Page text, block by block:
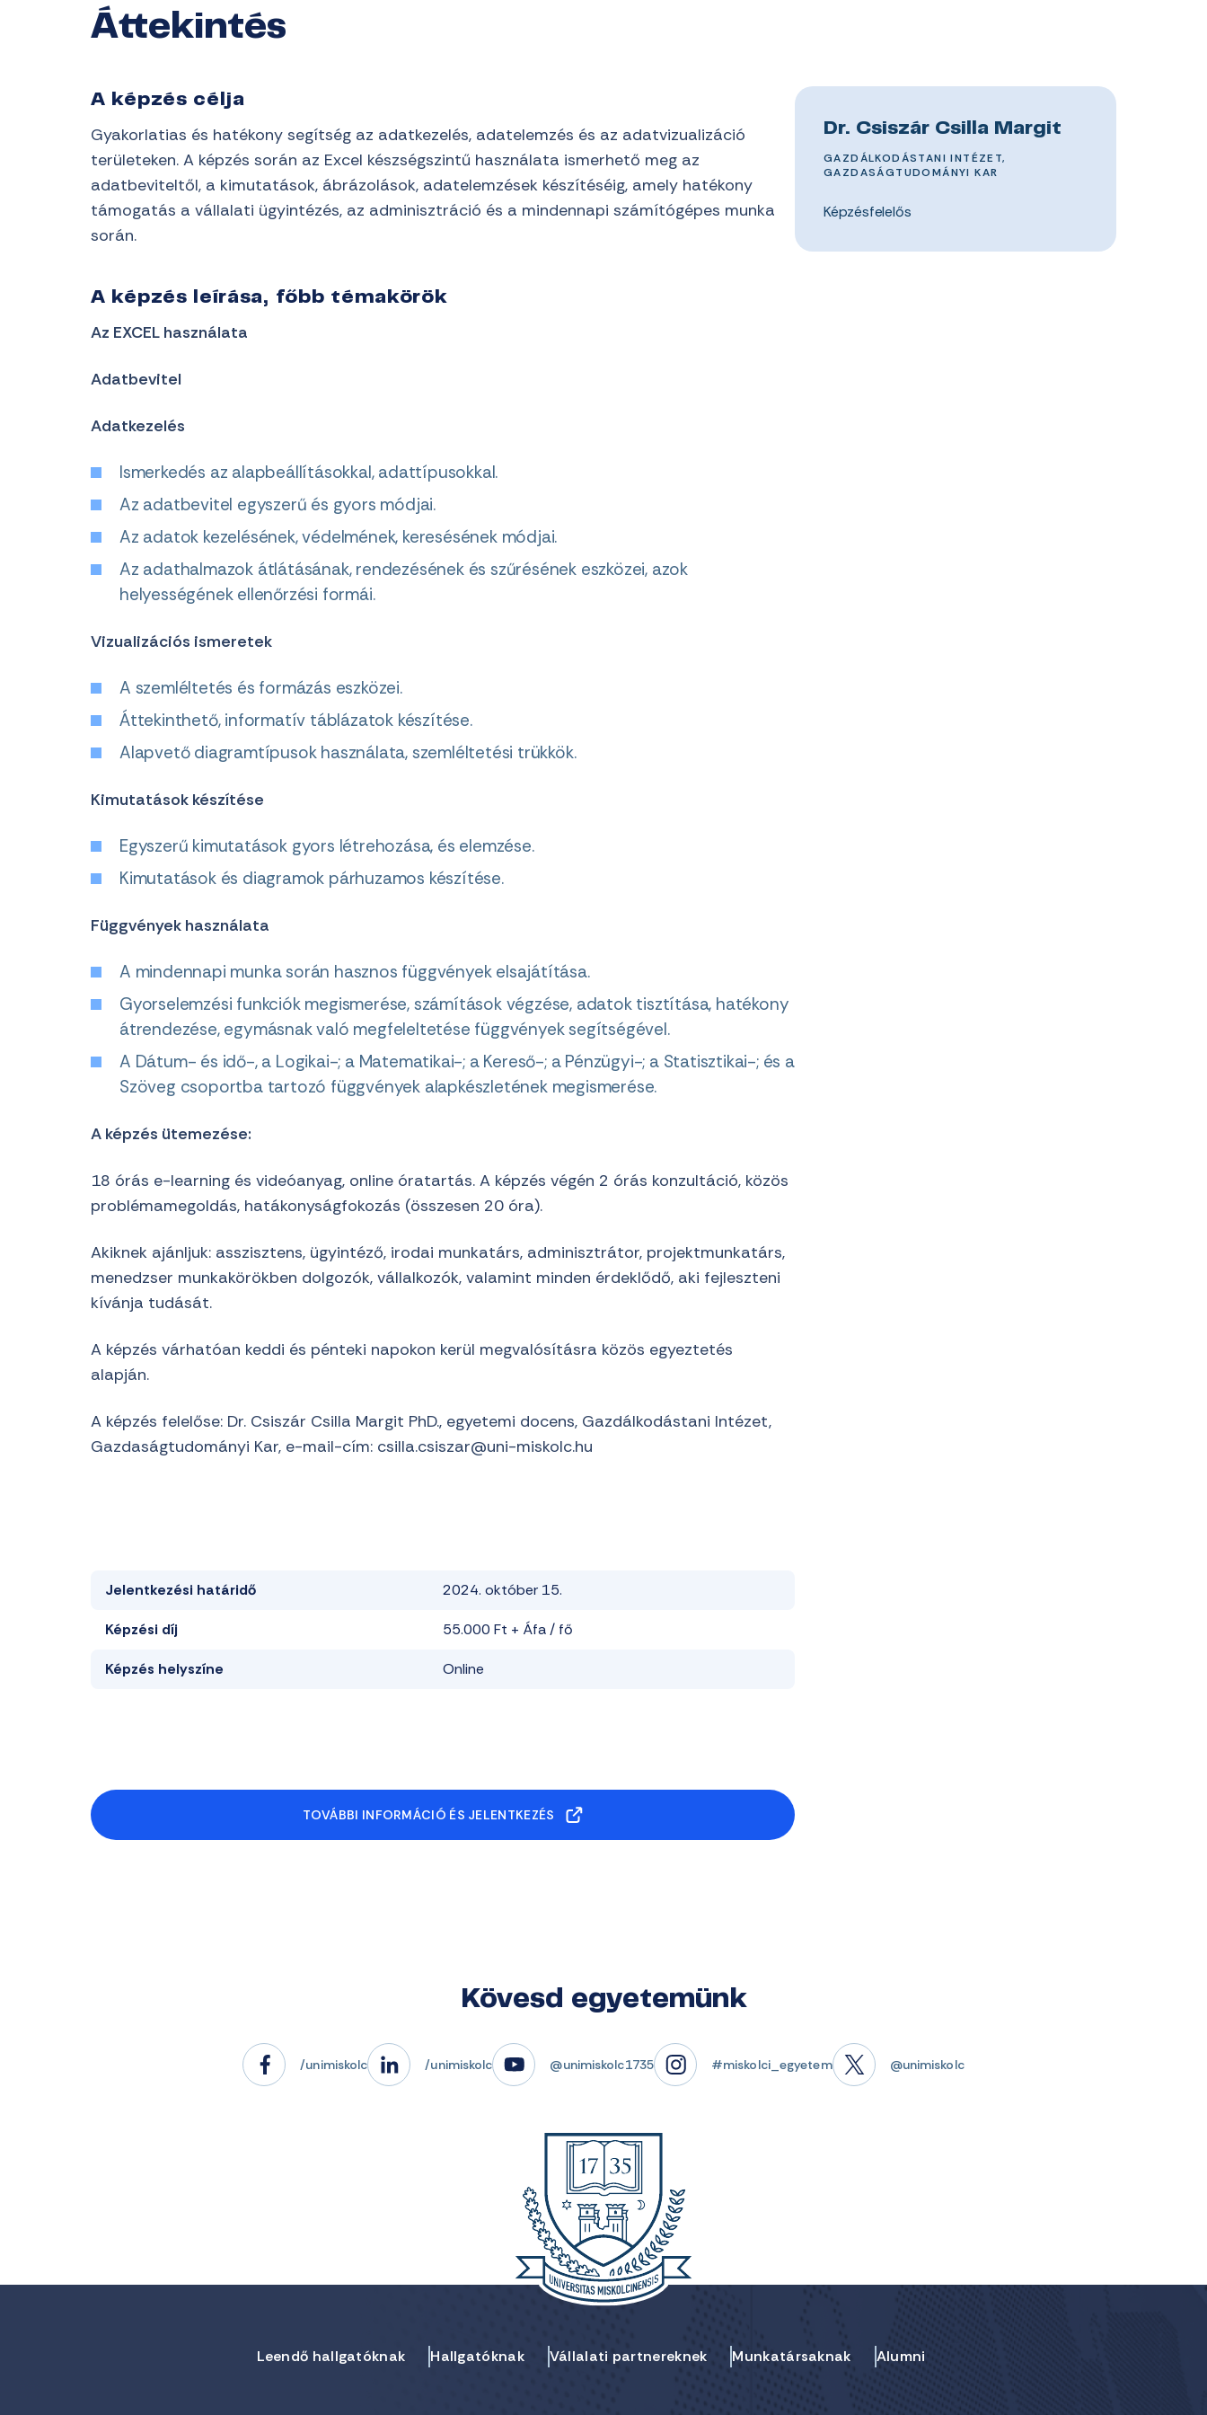
Áttekintés
A képzés célja
Gyakorlatias és hatékony segítség az adatkezelés, adatelemzés és az adatvizualizáció
területeken. A képzés során az Excel készségszintű használata ismerhető meg az
adatbeviteltől, a kimutatások, ábrázolások, adatelemzések készítéséig, amely hatékony
támogatás a vállalati ügyintézés, az adminisztráció és a mindennapi számítógépes munka
során.
A képzés leírása, főbb témakörök
Az EXCEL használata
Adatbevitel
Adatkezelés
Ismerkedés az alapbeállításokkal, adattípusokkal.
Az adatbevitel egyszerű és gyors módjai.
Az adatok kezelésének, védelmének, keresésének módjai.
Az adathalmazok átlátásának, rendezésének és szűrésének eszközei, azok
helyességének ellenőrzési formái.
Vizualizációs ismeretek
A szemléltetés és formázás eszközei.
Áttekinthető, informatív táblázatok készítése.
Alapvető diagramtípusok használata, szemléltetési trükkök.
Kimutatások készítése
Egyszerű kimutatások gyors létrehozása, és elemzése.
Kimutatások és diagramok párhuzamos készítése.
Függvények használata
A mindennapi munka során hasznos függvények elsajátítása.
Gyorselemzési funkciók megismerése, számítások végzése, adatok tisztítása, hatékony
átrendezése, egymásnak való megfeleltetése függvények segítségével.
A Dátum- és idő-, a Logikai-; a Matematikai-; a Kereső-; a Pénzügyi-; a Statisztikai-; és a
Szöveg csoportba tartozó függvények alapkészletének megismerése.
A képzés ütemezése:
18 órás e-learning és videóanyag, online óratartás. A képzés végén 2 órás konzultáció, közös
problémamegoldás, hatákonyságfokozás (összesen 20 óra).
Akiknek ajánljuk: asszisztens, ügyintéző, irodai munkatárs, adminisztrátor, projektmunkatárs,
menedzser munkakörökben dolgozók, vállalkozók, valamint minden érdeklődő, aki fejleszteni
kívánja tudását.
A képzés várhatóan keddi és pénteki napokon kerül megvalósításra közös egyeztetés
alapján.
A képzés felelőse: Dr. Csiszár Csilla Margit PhD., egyetemi docens, Gazdálkodástani Intézet,
Gazdaságtudományi Kar, e-mail-cím: csilla.csiszar@uni-miskolc.hu
Jelentkezési határidő 2024. október 15.
Képzési díj 55.000 Ft + Áfa / fő
Képzés helyszíne Online
Dr. Csiszár Csilla Margit
GAZDÁLKODÁSTANI INTÉZET,
GAZDASÁGTUDOMÁNYI KAR
Képzésfelelős
TOVÁBBI INFORMÁCIÓ ÉS JELENTKEZÉS
Kövesd egyetemünk
/unimiskolc /unimiskolc @unimiskolc1735 #miskolci_egyetem @unimiskolc
Leendő hallgatóknak Hallgatóknak Vállalati partnereknek Munkatársaknak Alumni